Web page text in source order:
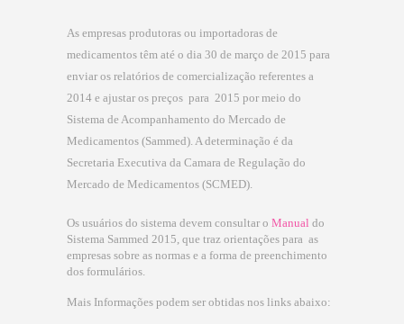
As empresas produtoras ou importadoras de
medicamentos têm até o dia 30 de março de 2015 para
enviar os relatórios de comercialização referentes a
2014 e ajustar os preços para 2015 por meio do
Sistema de Acompanhamento do Mercado de
Medicamentos (Sammed). A determinação é da
Secretaria Executiva da Camara de Regulação do
Mercado de Medicamentos (SCMED).
Os usuários do sistema devem consultar o Manual do
Sistema Sammed 2015, que traz orientações para as
empresas sobre as normas e a forma de preenchimento
dos formulários.
Mais Informações podem ser obtidas nos links abaixo: